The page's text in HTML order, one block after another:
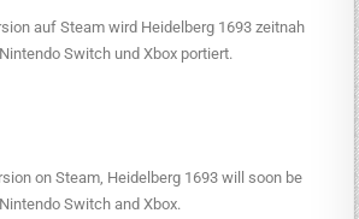
auf Steam wird Heidelberg 1693 zeitnah
Switch und Xbox portiert.
on Steam, Heidelberg 1693 will soon be
Switch and Xbox.